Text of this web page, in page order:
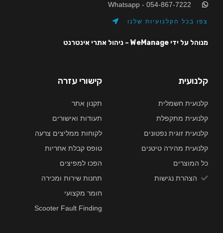
Whatsapp - 054-867-7222
צפו בכל הקלנועיות שלנו
מנוהל על ידי WeManage – ניהול אתרי אינטרנט
קלנועית
קלנועית חשמלית
קלנועית מתקפלת
קלנועית זוגית נפטונים
קלנועית מהירה טיטנים
כל המוצרים
הצהרת נגישות
קישורי עזרה
תקנון אתר
תעודות ואישורים
לקוחות ממליצים צרעה
טופס קבלת אחריות
הפכו למפיצים
תחנות שירות ומכירה
חומר מקצועי
Scooter Fault Finding